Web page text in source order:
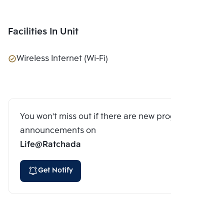
Facilities In Unit
Wireless Internet (Wi-Fi)
You won't miss out if there are new program
announcements on
Life@Ratchada
Get Notify